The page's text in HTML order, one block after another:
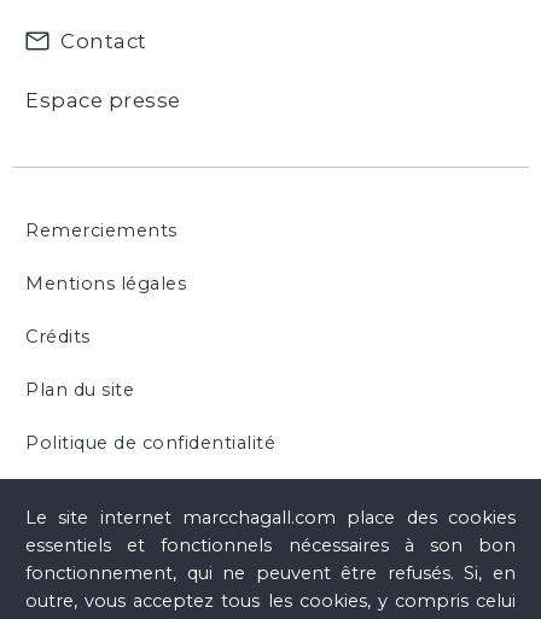
Le site internet marcchagall.com place des cookies
essentiels et fonctionnels nécessaires à son bon
fonctionnement, qui ne peuvent être refusés. Si, en
outre, vous acceptez tous les cookies, y compris celui
Contact
Espace presse
Remerciements
Mentions légales
Crédits
Plan du site
Politique de confidentialité